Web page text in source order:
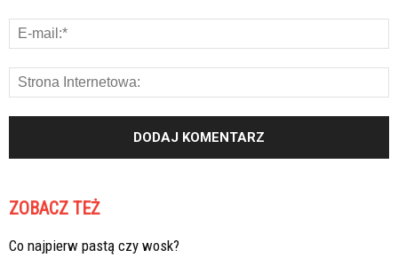
ZOBACZ TEŻ
Co najpierw pastą czy wosk?